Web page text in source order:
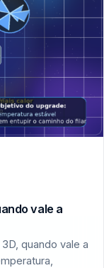
vale a
quando vale a